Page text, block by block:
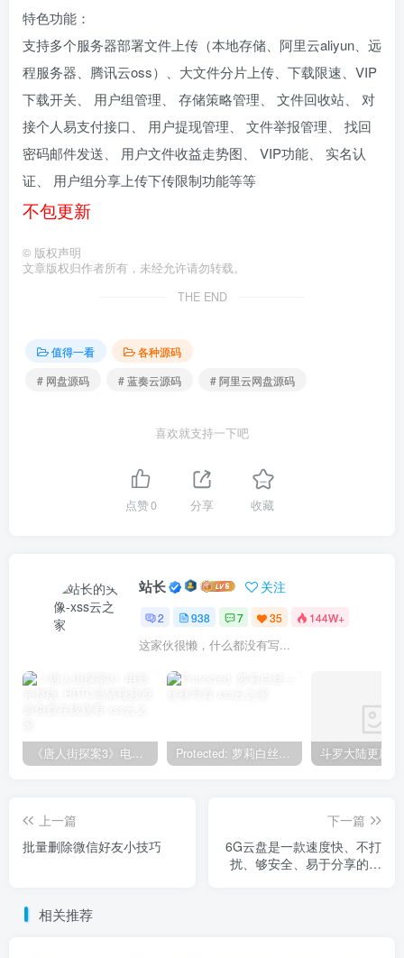
特色功能：
支持多个服务器部署文件上传（本地存储、阿里云aliyun、远
程服务器、腾讯云oss）、大文件分片上传、下载限速、VIP
下载开关、 用户组管理、 存储策略管理、 文件回收站、 对
接个人易支付接口、 用户提现管理、 文件举报管理、 找回
密码邮件发送、 用户文件收益走势图、 VIP功能、 实名认
证、 用户组分享上传下传限制功能等等
不包更新
© 版权声明
文章版权归作者所有，未经允许请勿转载。
THE END
值得一看
各种源码
# 网盘源码
# 蓝奏云源码 # 阿里云网盘源码
喜欢就支持一下吧
点赞0 分享 收藏
站长 关注
2 938 7 35 144W+
这家伙很懒，什么都没有写...
《唐人街探案3》电影完整版_HDTC高清视频资源免费在线观看 Protected: 萝莉白丝—丝袜写真
上一篇
批量删除微信好友小技巧
下一篇
6G云盘是一款速度快、不打
扰、够安全、易于分享的免
相关推荐